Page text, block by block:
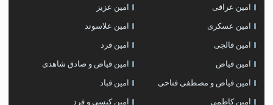
امین عراقی امین عزیز
امین عسکری امین علاسوند
امین فالجی امین فرد
امین فیاض امین فیاض و صادق شاهدی
امین فیاض و مصطفی فتاحی امین قباد
امین کاظمی امین کیسی و فرد